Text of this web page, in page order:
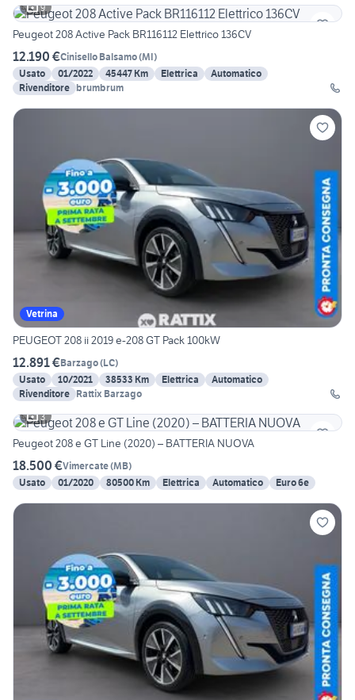
9
Peugeot 208 Active Pack BR116112 Elettrico 136CV
12.190 €Cinisello Balsamo(MI)
Usato
01/2022 45447 Km Elettrica
Automatico
Rivenditore brumbrum
Vetrina
PEUGEOT 208 ii 2019 e-208 GT Pack 100kW
12.891 €Barzago(LC)
Usato
10/2021 38533 Km Elettrica
Automatico
Rivenditore Rattix Barzago
3
Peugeot 208 e GT Line (2020) – BATTERIA NUOVA
18.500 €Vimercate(MB)
Usato
01/2020 80500 Km Elettrica Automatico Euro 6e